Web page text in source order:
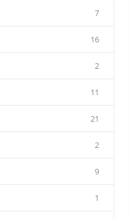
7
16
2
11
21
2
9
1